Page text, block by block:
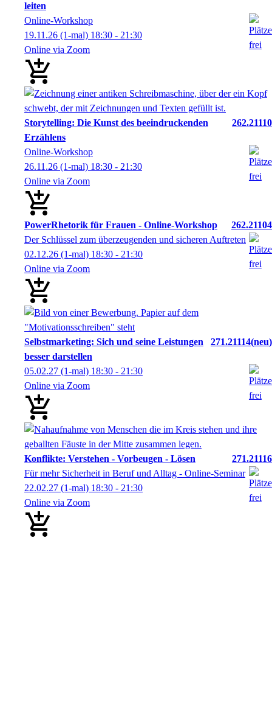
leiten
Online-Workshop
19.11.26 (1-mal) 18:30 - 21:30
Online via Zoom
Storytelling: Die Kunst des beeindruckenden
Erzählens
262.21110
Online-Workshop
26.11.26 (1-mal) 18:30 - 21:30
Online via Zoom
PowerRhetorik für Frauen - Online-Workshop
262.21104
Der Schlüssel zum überzeugenden und sicheren Auftreten
02.12.26 (1-mal) 18:30 - 21:30
Online via Zoom
Selbstmarketing: Sich und seine Leistungen
besser darstellen
271.21114 neu
05.02.27 (1-mal) 18:30 - 21:30
Online via Zoom
Konflikte: Verstehen - Vorbeugen - Lösen
271.21116
Für mehr Sicherheit in Beruf und Alltag - Online-Seminar
22.02.27 (1-mal) 18:30 - 21:30
Online via Zoom